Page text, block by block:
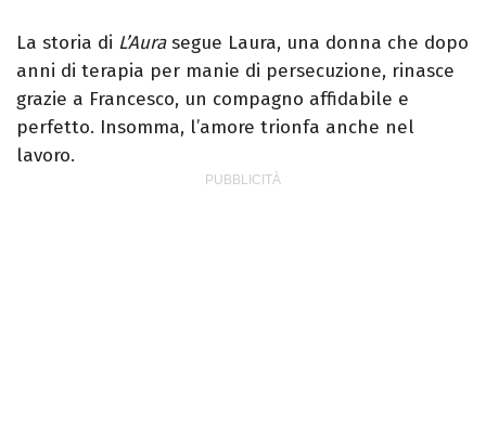
La storia di L’Aurasegue Laura, una donna che dopo
anni di terapia per manie di persecuzione, rinasce
grazie a Francesco, un compagno affidabile e
perfetto. Insomma, l’amore trionfa anche nel
lavoro.